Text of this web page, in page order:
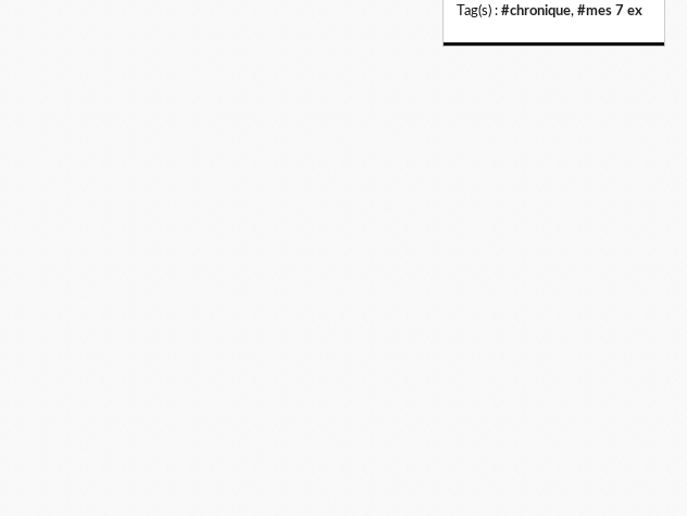
Tag(s) : #chronique, #mes 7 ex